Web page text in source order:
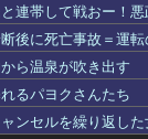
加入へ「アーセナル
ｗｗｗ(※動画あり)
ントをつくれない、
アフター凄いな
6割超が｢人生の敗
連帯して戦おー！悪
断後に死亡事故＝運
ら温泉が吹き出す
るパヨクさんたち
ンセルを繰り返し